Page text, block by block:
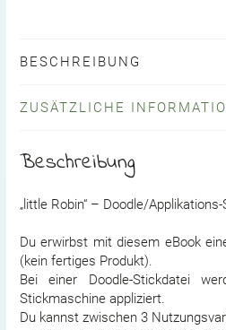
BESCHREIBUNG
ZUSÄTZLICHE
Beschreibung
„little Robin“ – Doodle/
Du erwirbst mit diesem eBook
(kein fertiges Produkt).
Bei einer Doodle-Stickdatei
Stickmaschine appliziert.
Du kannst zwischen 3